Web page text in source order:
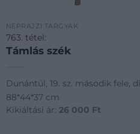
NÉPRAJZI TÁRGYAK
763. tétel:
Támlás szék
Dunántúl, 19. sz. második fele,
88*44*37 cm
Kikiáltási ár: 26 000 Ft